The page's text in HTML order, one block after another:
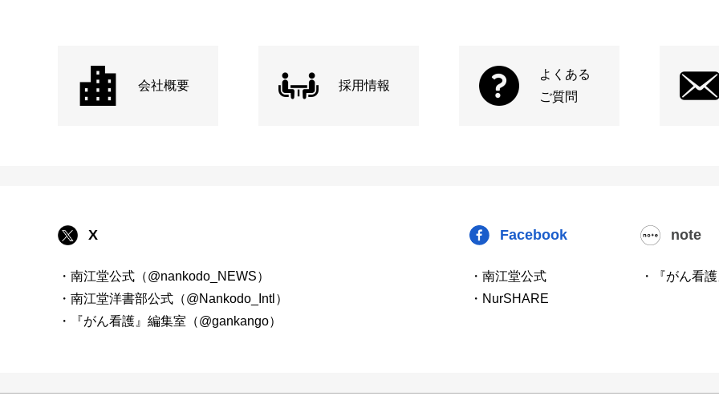
会社概要 採用情報
よくある
ご質問
X
・南江堂公式（@nankodo_NEWS）
・南江堂洋書部公式（@Nankodo_Intl）
・『がん看護』編集室（@gankango）
Facebook
・南江堂公式
・NurSHARE
note
・『がん看